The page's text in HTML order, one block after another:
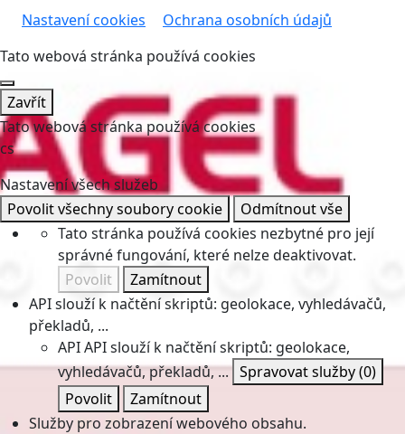
Nastavení cookies
Ochrana osobních údajů
Tato webová stránka používá cookies
Zavřít
Tato webová stránka používá cookies
cs
Nastavení všech služeb
Povolit všechny soubory cookie
Odmítnout vše
Tato stránka používá cookies nezbytné pro její
správné fungování, které nelze deaktivovat.
Povolit
Zamítnout
API slouží k načtění skriptů: geolokace, vyhledávačů,
překladů, ...
APIAPI slouží k načtění skriptů: geolokace,
vyhledávačů, překladů, ... Spravovat služby(0)
Povolit
Zamítnout
Služby pro zobrazení webového obsahu.